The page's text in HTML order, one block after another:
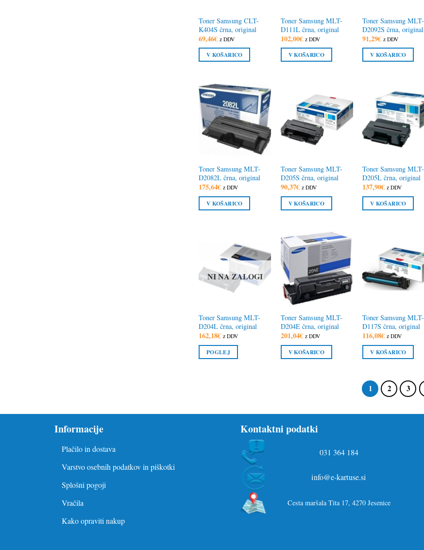
Toner Samsung CLT-
K404S črna, original
69,46€ z DDV
V KOŠARICO
Toner Samsung MLT-
D111L črna, original
102,00€ z DDV
V KOŠARICO
Toner Samsung MLT-
D2092S črna, original
91,29€ z DDV
V KOŠARICO
Toner Samsung MLT-
D2082L črna, original
175,64€ z DDV
V KOŠARICO
Toner Samsung MLT-
D205S črna, original
90,37€ z DDV
V KOŠARICO
Toner Samsung MLT-
D205L črna, original
137,90€ z DDV
V KOŠARICO
NI NA ZALOGI
Toner Samsung MLT-
D204L črna, original
162,18€ z DDV
POGLEJ
Toner Samsung MLT-
D204E črna, original
201,04€ z DDV
V KOŠARICO
Toner Samsung MLT-
D117S črna, original
116,08€ z DDV
V KOŠARICO
1 2 3
Informacije Kontaktni podatki
Plačilo in dostava
Varstvo osebnih podatkov in piškotki
Splošni pogoji
Vračila
Kako opraviti nakup
031 364 184
info@e-kartuse.si
Cesta maršala Tita 17, 4270 Jesenice